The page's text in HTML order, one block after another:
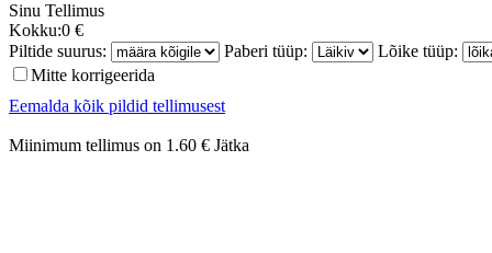
Sinu Tellimus
Kokku:0 €
Piltide suurus:
Paberi tüüp:
Lõike tüüp:
Mitte korrigeerida
Eemalda kõik pildid tellimusest
Miinimum tellimus on 1.60 € Jätka